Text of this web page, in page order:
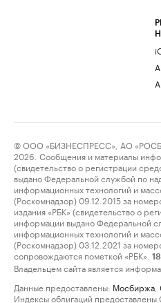
© ООО «БИЗНЕСПРЕСС», АО
2026. Сообщения и материалы
(свидетельство о регистрации
выдано Федеральной службой по
информационных технологий и
(Роскомнадзор) 09.12.2015 за
издания «РБК» (свидетельство о
информации выдано Федеральной
информационных технологий и
(Роскомнадзор) 03.12.2021 за
сопровождаются пометкой «РБК».
Владельцем сайта является
Данные предоставлены: Мосбиржа
Индексы облигаций предоставлены